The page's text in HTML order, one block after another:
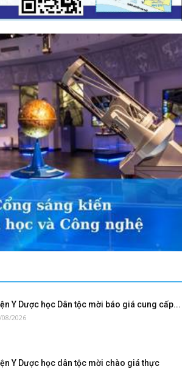
Y Dược học Dân tộc mời báo giá cung cấp...
08/2026
Y Dược học dân tộc mời chào giá thực